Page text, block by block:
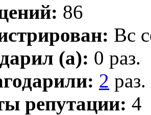
86
Вс
(а): 0 раз.
2 раз.
репутации: 4